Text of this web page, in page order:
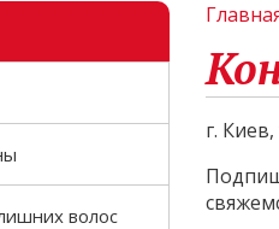
г.
волос